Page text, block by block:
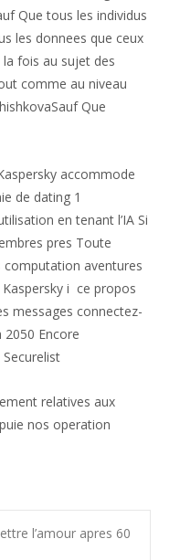
Que tous les individus
les donnees que ceux
fois au sujet des
comme au niveau
Que
accommode
de dating 1
en tenant l’IA Si
pres Toute
aventures
i ce propos
messages connectez-
Encore
relatives aux
nos operation
l’amour apres 60